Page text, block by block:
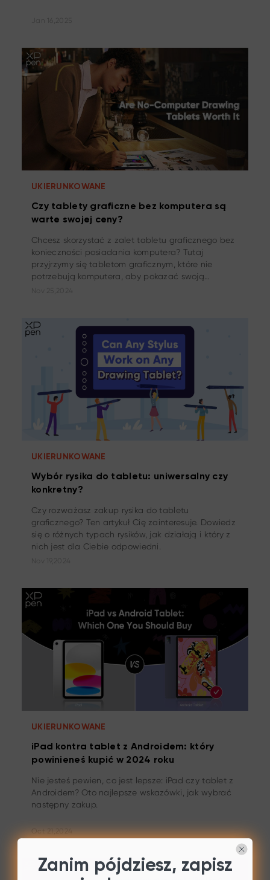
UKIERUNKOWANE
Czy tablety graficzne bez komputera są
warte swojej ceny?
Chcesz skorzystać z zalet tabletu graficznego bez
konieczności posiadania komputera? Tutaj
przyjrzymy się tabletom graficznym, które nie
potrzebują komputera, aby pokazać swoją
UKIERUNKOWANE
Wybór rysika do tabletu: uniwersalny czy
konkretny?
Czy rozważasz zakup rysika do tabletu
graficznego? Ten artykuł Cię zainteresuje. Dowiedz
się o różnych typach rysików, jak działają i który z
nich jest dla Ciebie odpowiedni.
UKIERUNKOWANE
iPad kontra tablet z Androidem: który
powinieneś kupić w 2024 roku
Nie jesteś pewien, co jest lepsze: iPad czy tablet z
Androidem? Oto najlepsze wskazówki, jak wybrać
następny zakup.
Oct 21,2024
Zanim pójdziesz, zapisz